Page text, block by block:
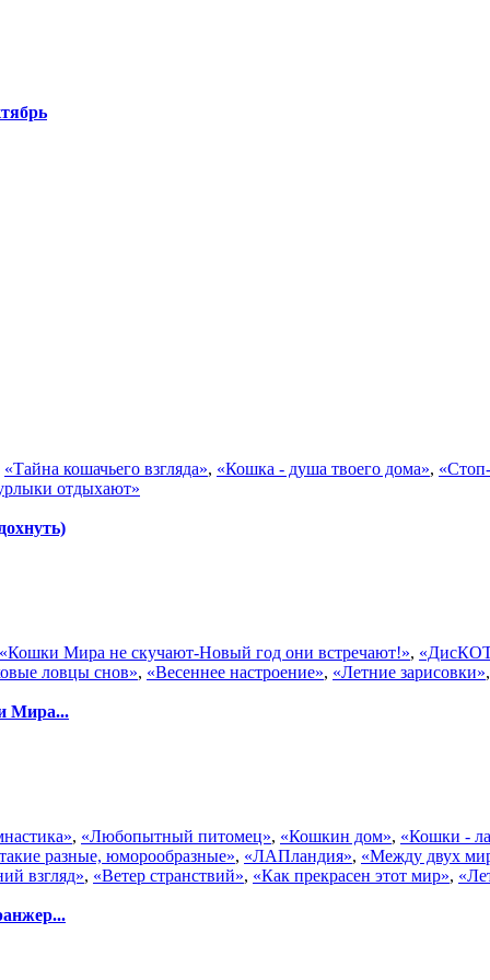
«Тайна кошачьего взгляда», «Кошка - душа твоего дома»,
отдыхают»
«Кошки Мира не скучают-Новый год они встречают!»,
ловцы снов», «Весеннее настроение», «Летние зарисовки»,
Мира...
, «Любопытный питомец», «Кошкин дом», «Кошки -
разные, юморообразные», «ЛАПландия», «Между двух
взгляд», «Ветер странствий», «Как прекрасен этот мир»,